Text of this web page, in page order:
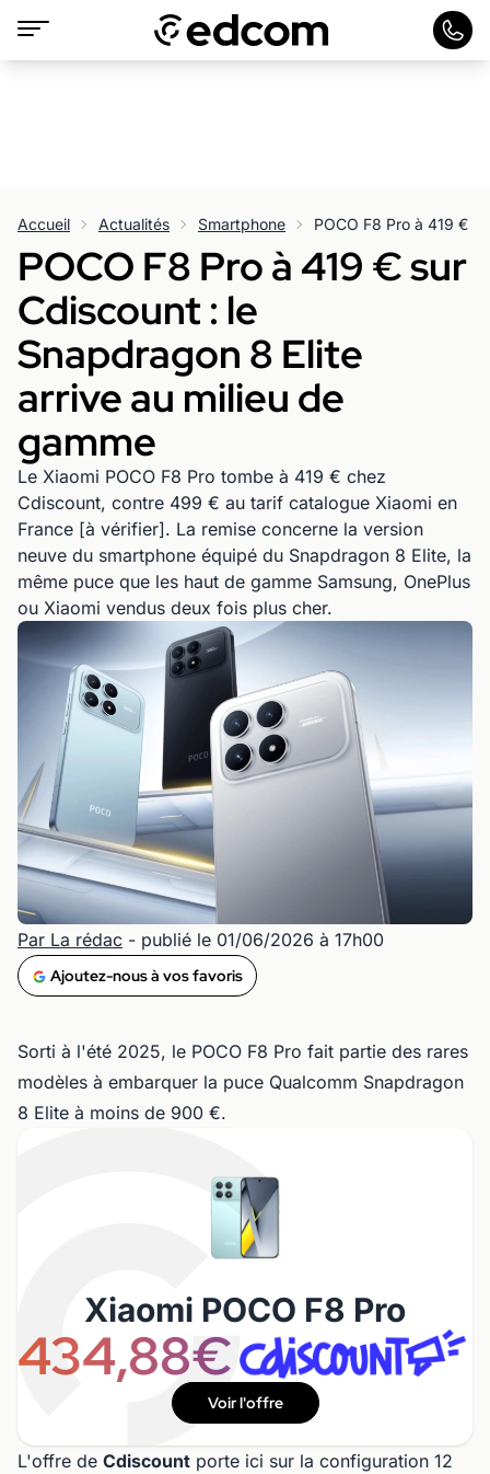
Accueil Actualités Smartphone
POCO F8 Pro à 419 € sur
Cdiscount : le
Snapdragon 8 Elite
arrive au milieu de
gamme
Le Xiaomi POCO F8 Pro tombe à 419 € chez
Cdiscount, contre 499 € au tarif catalogue Xiaomi en
France [à vérifier]. La remise concerne la version
neuve du smartphone équipé du Snapdragon 8 Elite, la
même puce que les haut de gamme Samsung, OnePlus
ou Xiaomi vendus deux fois plus cher.
Par La rédac - publié le 01/06/2026 à 17h00
Ajoutez-nous à vos favoris
Sorti à l'été 2025, le POCO F8 Pro fait partie des rares
modèles à embarquer la puce Qualcomm Snapdragon
8 Elite à moins de 900 €.
Xiaomi POCO F8 Pro
434,88€
Voir l'offre
L'offre de Cdiscount porte ici sur la configuration 12